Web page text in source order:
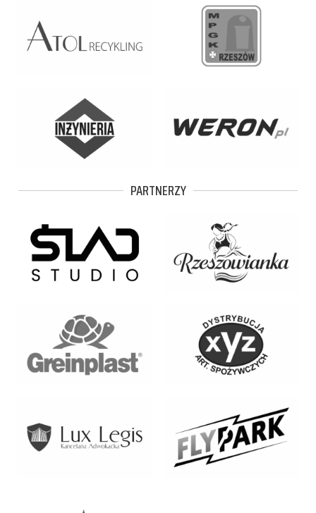
PARTNERZY